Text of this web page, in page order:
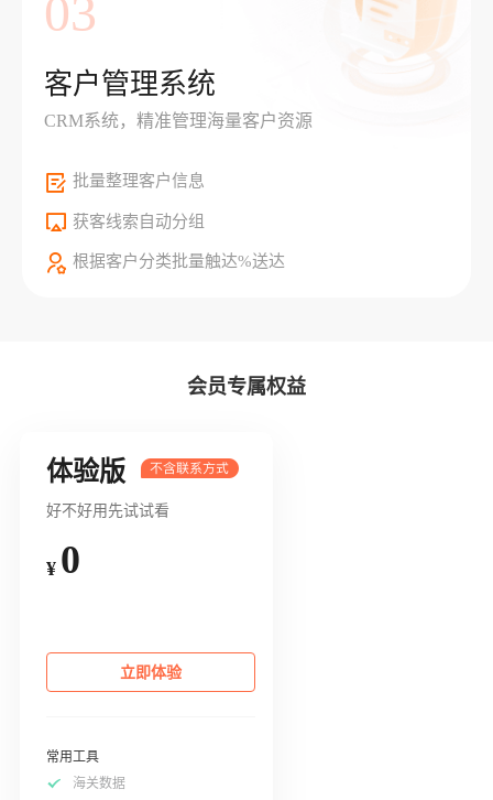
03
客户管理系统
CRM系统，精准管理海量客户资源
批量整理客户信息
获客线索自动分组
根据客户分类批量触达%送达
会员专属权益
体验版
好不好用先试试看
¥ 0
立即体验
常用工具
海关数据